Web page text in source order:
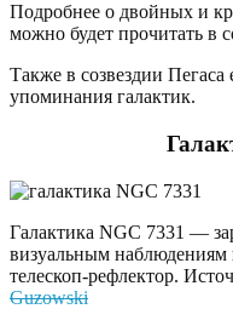
Подробнее о двойных и
можно будет прочитать в
Также в созвездии Пегаса
упоминания галактик.
Галактика NGC 7331 —
визуальным
телескоп-рефлектор.
Guzowski